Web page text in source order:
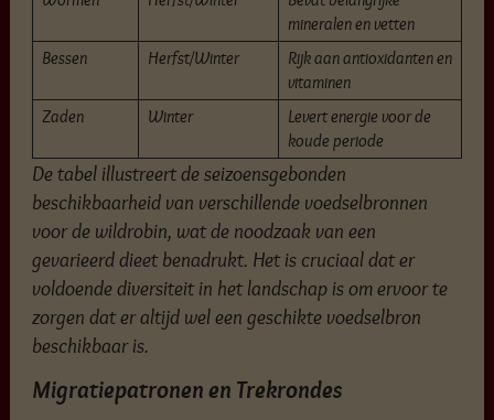
mineralen en vetten
Bessen
Herfst/Winter
Rijk aan antioxidanten en
vitaminen
Zaden
Winter
Levert energie voor de
koude periode
De tabel illustreert de seizoensgebonden
beschikbaarheid van verschillende voedselbronnen
voor de wildrobin, wat de noodzaak van een
gevarieerd dieet benadrukt. Het is cruciaal dat er
voldoende diversiteit in het landschap is om ervoor te
zorgen dat er altijd wel een geschikte voedselbron
beschikbaar is.
Migratiepatronen en Trekrondes